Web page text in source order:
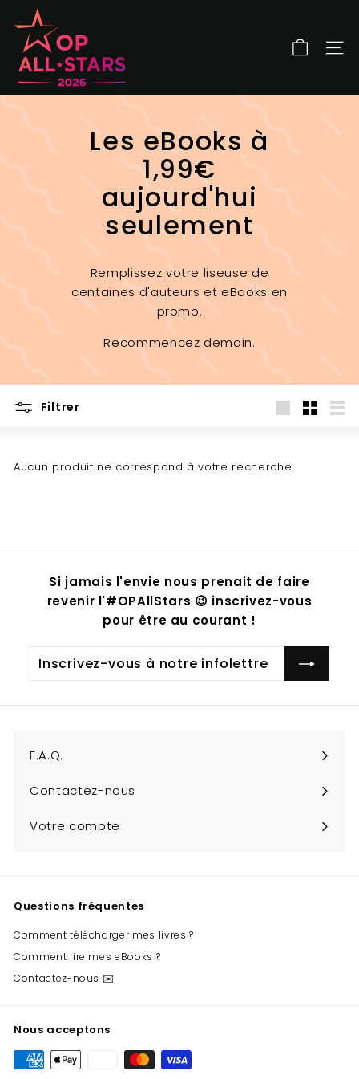
Passer
contenu
P
A
l
l
Les eBooks à
1,99€
aujourd'hui
seulement
Remplissez votre liseuse de
centaines d'auteurs et eBooks en
promo.
Recommencez demain.
Filtrer
Aucun produit ne correspond à votre recherche.
Si jamais l'envie nous prenait de faire
revenir l'#OPAllStars 😉 inscrivez-vous
pour être au courant !
Inscrivez-
vous
notre
S'inscrire
F.A.Q.
Contactez-nous
Votre compte
Questions fréquentes
Comment télécharger mes livres ?
Comment lire mes eBooks ?
Contactez-nous ✉️
Nous acceptons